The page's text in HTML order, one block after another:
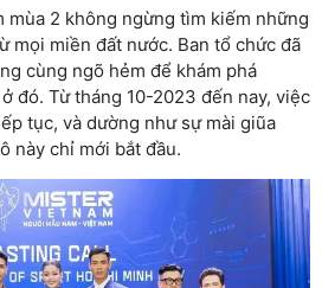
mùa 2 không ngừng tìm kiếm những
mọi miền đất nước. Ban tổ chức đã
cùng ngõ hẻm để khám phá
đó. Từ tháng 10-2023 đến nay, việc
tục, và dường như sự mài giũa
này chỉ mới bắt đầu.